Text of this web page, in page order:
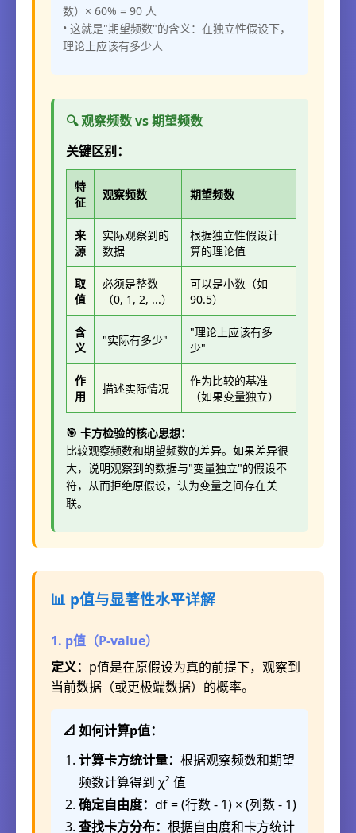
数）× 60% = 90 人
• 这就是"期望频数"的含义：在独立性假设下，
理论上应该有多少人
🔍 观察频数 vs 期望频数
关键区别：
特
征
观察频数 期望频数
来
源
实际观察到的
数据
根据独立性假设计
算的理论值
取
值
必须是整数
（0, 1, 2, ...）
可以是小数（如
90.5）
含
义
"实际有多少"
"理论上应该有多
少"
作
用
描述实际情况
作为比较的基准
（如果变量独立）
🎯 卡方检验的核心思想：
比较观察频数和期望频数的差异。如果差异很
大，说明观察到的数据与"变量独立"的假设不
符，从而拒绝原假设，认为变量之间存在关
联。
📊 p值与显著性水平详解
1. p值（P-value）
定义： p值是在原假设为真的前提下，观察到
当前数据（或更极端数据）的概率。
📐 如何计算p值：
计算卡方统计量： 根据观察频数和期望
频数计算得到 χ² 值
确定自由度： df = (行数 - 1) × (列数 - 1)
查找卡方分布： 根据自由度和卡方统计